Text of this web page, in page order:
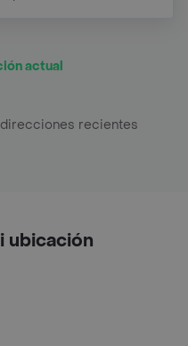
actual
recientes
ubicación